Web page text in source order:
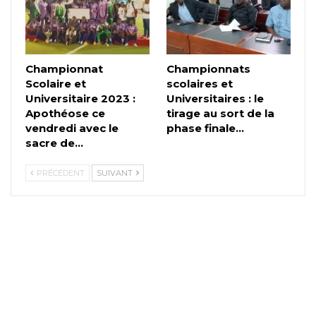
Championnat
Scolaire et
Universitaire 2023 :
Apothéose ce
vendredi avec le
sacre de…
Championnats
scolaires et
Universitaires : le
tirage au sort de la
phase finale…
PRÉCÉDENT SUIVANT